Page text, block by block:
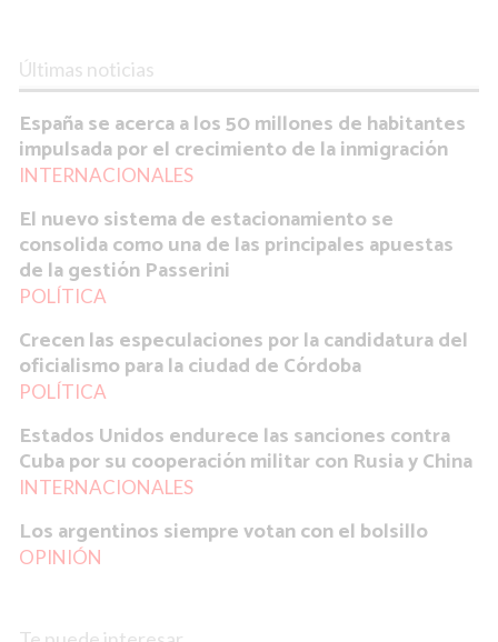
Últimas noticias
España se acerca a los 50 millones de habitantes
impulsada por el crecimiento de la inmigración
INTERNACIONALES
El nuevo sistema de estacionamiento se
consolida como una de las principales apuestas
de la gestión Passerini
POLÍTICA
Crecen las especulaciones por la candidatura del
oficialismo para la ciudad de Córdoba
POLÍTICA
Estados Unidos endurece las sanciones contra
Cuba por su cooperación militar con Rusia y China
INTERNACIONALES
Los argentinos siempre votan con el bolsillo
OPINIÓN